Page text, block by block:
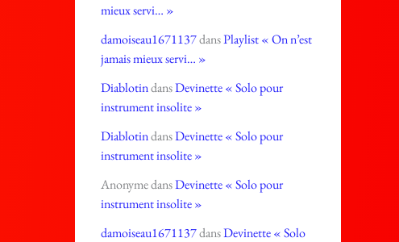
mieux servi… »
damoiseau1671137dansPlaylist « On n’est
jamais mieux servi… »
DiablotindansDevinette « Solo pour
instrument insolite »
DiablotindansDevinette « Solo pour
instrument insolite »
AnonymedansDevinette « Solo pour
instrument insolite »
damoiseau1671137dansDevinette « Solo